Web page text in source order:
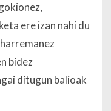
ere izan nahi du
bidez
ditugun balioak